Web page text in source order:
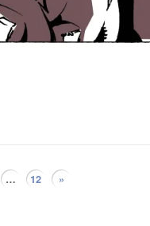
… 12 »